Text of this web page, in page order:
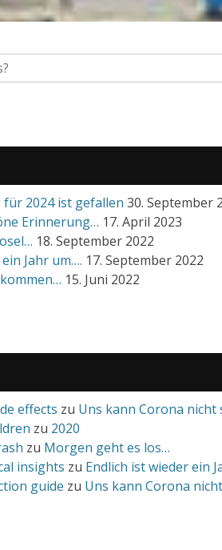
für 2024 ist gefallen 30. September
Erinnerung… 17. April 2023
18. September 2022
Jahr um…. 17. September 2022
15. Juni 2022
effects zu Uns kann Corona nicht
zu 2020
zu Morgen geht es los…
insights zu Endlich ist wieder ein
guide zu Uns kann Corona